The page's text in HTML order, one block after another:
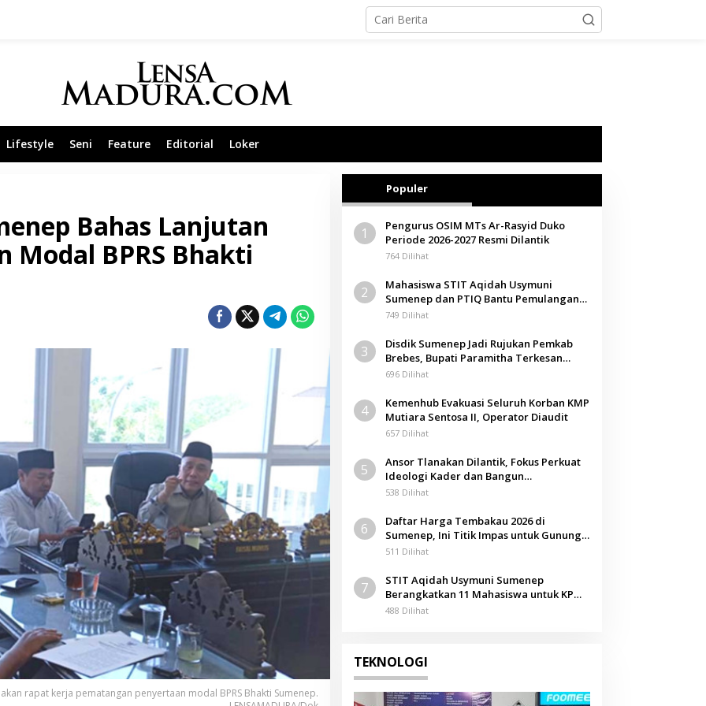
Lifestyle Seni Feature Editorial Loker
Bahas Lanjutan
Modal BPRS Bhakti
rapat kerja pematangan penyertaan modal BPRS Bhakti Sumenep.
Populer
1
Pengurus OSIM MTs Ar-Rasyid Duko
Periode 2026-2027 Resmi Dilantik
764 Dilihat
2
Mahasiswa STIT Aqidah Usymuni
Sumenep dan PTIQ Bantu Pemulangan
Jenazah WNI Asal Aceh di Malaysia
749 Dilihat
3
Disdik Sumenep Jadi Rujukan Pemkab
Brebes, Bupati Paramitha Terkesan
Pendidikan Berbasis Budaya
696 Dilihat
4
Kemenhub Evakuasi Seluruh Korban KMP
Mutiara Sentosa II, Operator Diaudit
657 Dilihat
5
Ansor Tlanakan Dilantik, Fokus Perkuat
Ideologi Kader dan Bangun
Kemandirian Ekonomi
538 Dilihat
6
Daftar Harga Tembakau 2026 di
Sumenep, Ini Titik Impas untuk Gunung,
Tegal, dan Sawah
511 Dilihat
7
STIT Aqidah Usymuni Sumenep
Berangkatkan 11 Mahasiswa untuk KPM
Internasional di Malaysia
488 Dilihat
TEKNOLOGI